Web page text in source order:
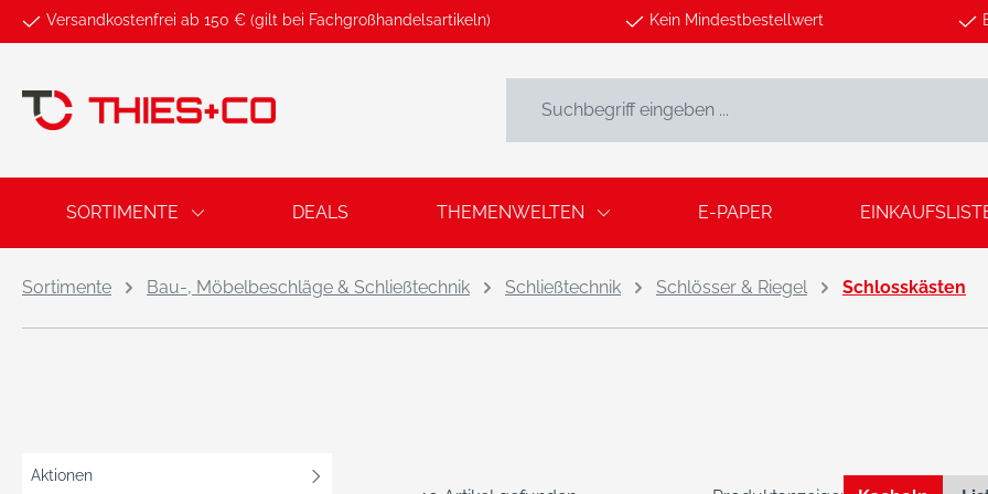
Zur Hauptnavigation springen
Versandkostenfrei ab 150 € (gilt bei Fachgroßhandelsartikeln) Kein Mindestbestellwert
SORTIMENTE DEALS THEMENWELTEN E-PAPER
Sortimente Bau-, Möbelbeschläge & Schließtechnik Schließtechnik Schlösser & Riegel Schlosskästen
Aktionen